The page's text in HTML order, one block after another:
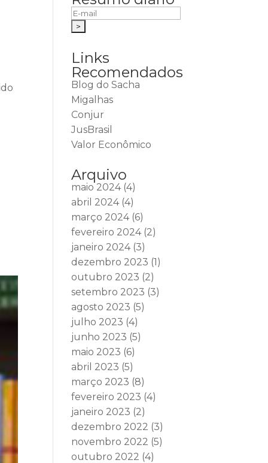
Links
Recomendados
Blog do Sacha
Migalhas
Conjur
JusBrasil
Valor Econômico
Arquivo
maio 2024(4)
abril 2024(4)
março 2024(6)
fevereiro 2024(2)
janeiro 2024(3)
dezembro 2023 (1)
outubro 2023 (2)
setembro 2023 (3)
agosto 2023 (5)
julho 2023 (4)
junho 2023 (5)
maio 2023 (6)
abril 2023 (5)
março 2023 (8)
fevereiro 2023 (4)
janeiro 2023 (2)
dezembro 2022 (3)
novembro 2022 (5)
outubro 2022 (4)